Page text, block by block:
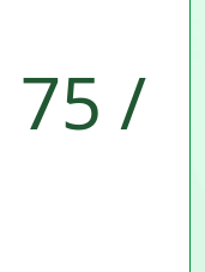
75 /